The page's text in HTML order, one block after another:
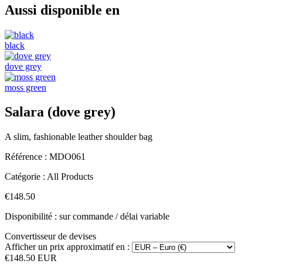
Aussi disponible en
black
dove grey
moss green
Salara (dove grey)
A slim, fashionable leather shoulder bag
Référence : MDO061
Catégorie : All Products
€148.50
Disponibilité : sur commande / délai variable
Convertisseur de devises
Afficher un prix approximatif en :
€148.50 EUR